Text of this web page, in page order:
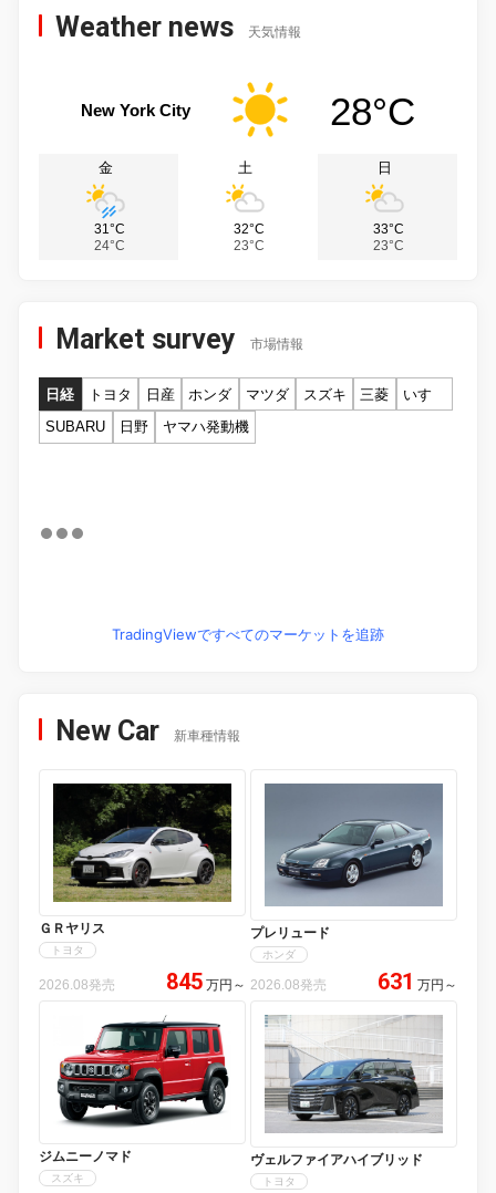
Weather news 天気情報
New York City 28°C
金
31°C
24°C
土
32°C
23°C
日
33°C
23°C
Market survey 市場情報
日経 トヨタ 日産 ホンダ マツダ スズキ 三菱
いすゞ
SUBARU
日野 ヤマハ発動機
TradingViewですべてのマーケットを追跡
New Car 新車種情報
ＧＲヤリス
トヨタ
2026.08発売 845 万円 ～
プレリュード
ホンダ
2026.08発売 631 万円 ～
ジムニーノマド
スズキ
ヴェルファイアハイブリッド
トヨタ